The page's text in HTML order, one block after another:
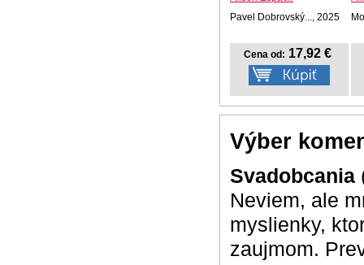
Pavel Dobrovský..., 2025
Cena od: 17,92 €
Výber
Svadobcania
Neviem, ale
myslienky,
zaujmom.